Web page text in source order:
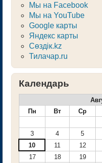
Мы на Facebook
Мы на YouTube
Google карты
Яндекс карты
Сөздік.kz
Тилачар.ru
Календарь
Пн
Вт Ср
3
4 5
10
11 12
17
18 19